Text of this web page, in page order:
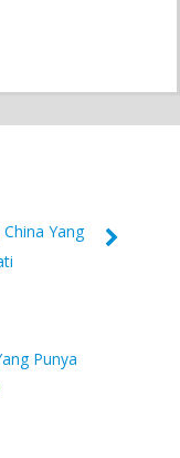
Yang
Punya